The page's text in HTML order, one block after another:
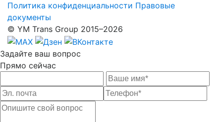
Политика конфиденциальности Правовые
документы
© YM Trans Group 2015–2026
Задайте ваш вопрос
Прямо сейчас